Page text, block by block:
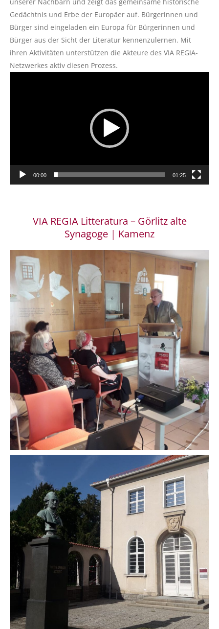
Gedächtnis und Erbe der Europäer auf. Bürgerinnen und
Bürger sind eingeladen ein Europa für Bürgerinnen und
Bürger aus der Sicht der Literatur kennenzulernen. Mit
ihren Aktivitäten unterstützen die Akteure des VIA REGIA-
Netzwerkes aktiv diesen Prozess.
00:00 01:25
VIA REGIA Litteratura – Görlitz alte
Synagoge | Kamenz